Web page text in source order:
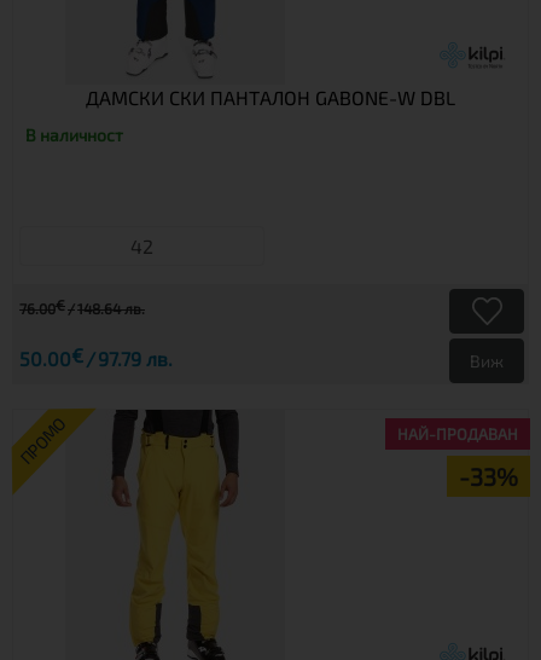
ДАМСКИ СКИ ПАНТАЛОН GABONE-W DBL
В наличност
42
76.00€ 148.64 лв.
50.00€ 97.79 лв. Виж
ПРОМО
-33%
НАЙ-ПРОДАВАН